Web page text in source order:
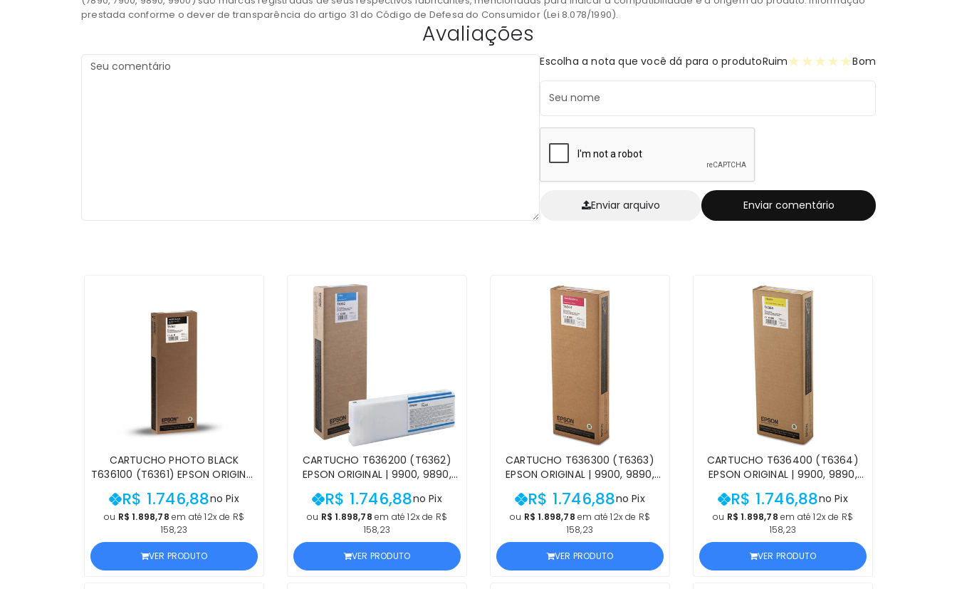
prestada conforme o dever de transparência do artigo 31 do Código de Defesa do Consumidor (Lei 8.078/1990).
Avaliações
Escolha a nota que você dá para o produtoRuim ★
★
★
★
★ Bom
Enviar arquivo Enviar comentário
CARTUCHO PHOTO BLACK
T636100 (T6361) EPSON ORIGINAL
PRO PHOTO BLACK | PRODUTO
OFICIAL EPSON COM NF E
PROCEDÊNCIA
R$ 1.746,88no Pix
ou R$ 1.898,78 em até 12x de R$
158,23
VER PRODUTO
CARTUCHO T636200 (T6362)
EPSON ORIGINAL | 9900, 9890,
PRODUTO OFICIAL EPSON COM
NF E PROCEDÊNCIA
R$ 1.746,88no Pix
ou R$ 1.898,78 em até 12x de R$
158,23
VER PRODUTO
CARTUCHO T636300 (T6363)
EPSON ORIGINAL | 9900, 9890,
MAGENTA | PRODUTO OFICIAL
EPSON COM NF E PROCEDÊNCIA
R$ 1.746,88no Pix
ou R$ 1.898,78 em até 12x de R$
158,23
VER PRODUTO
CARTUCHO T636400 (T6364)
EPSON ORIGINAL | 9900, 9890,
AMARELO | PRODUTO OFICIAL
EPSON COM NF E PROCEDÊNCIA
R$ 1.746,88no Pix
ou R$ 1.898,78 em até 12x de R$
158,23
VER PRODUTO